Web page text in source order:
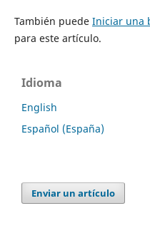
También puede Iniciar una
para este artículo.
Idioma
English
Español (España)
Enviar un artículo